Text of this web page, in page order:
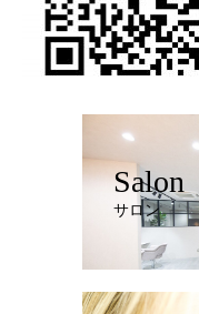
Salon
サロン